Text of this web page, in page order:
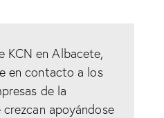
KCN en Albacete,
en contacto a los
de la
apoyándose